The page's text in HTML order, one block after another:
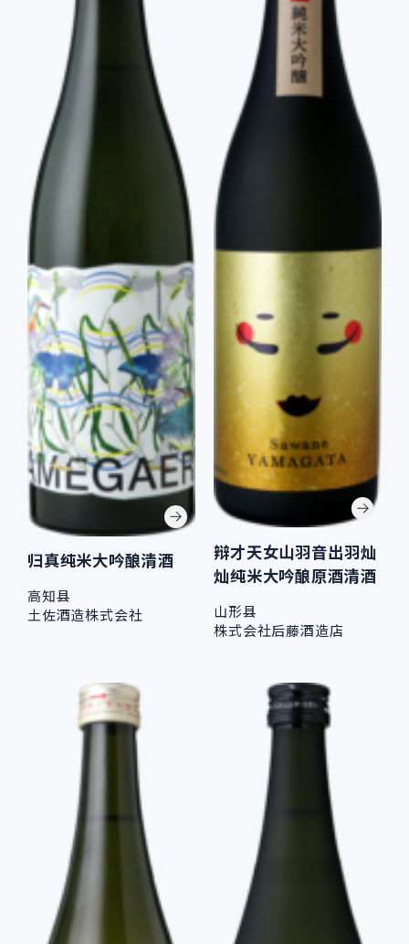
归真纯米大吟酿清酒
高知县
土佐酒造株式会社
辩才天女山羽音出羽灿
灿纯米大吟酿原酒清酒
山形县
株式会社后藤酒造店